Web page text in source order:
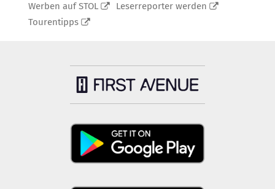
Werben auf STOL
Leserreporter werden
Tourentipps